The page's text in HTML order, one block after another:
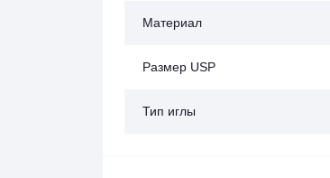
Материал
Размер USP
Тип иглы